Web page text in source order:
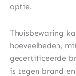
optie.
Thuisbewaring
hoeveelheden,
gecertificeerde
is tegen brand